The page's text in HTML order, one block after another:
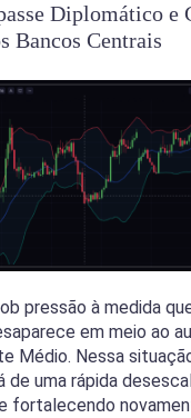
Diplomático e
Bancos Centrais
pressão à medida
em meio ao
Médio. Nessa
de uma rápida
fortalecendo